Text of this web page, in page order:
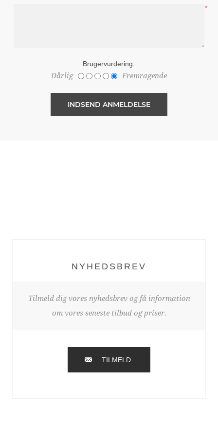
*
Brugervurdering:
Dårlig Fremragende
NYHEDSBREV
Tilmeld dig vores nyhedsbrev og få information
om vores seneste tilbud og priser.
TILMELD